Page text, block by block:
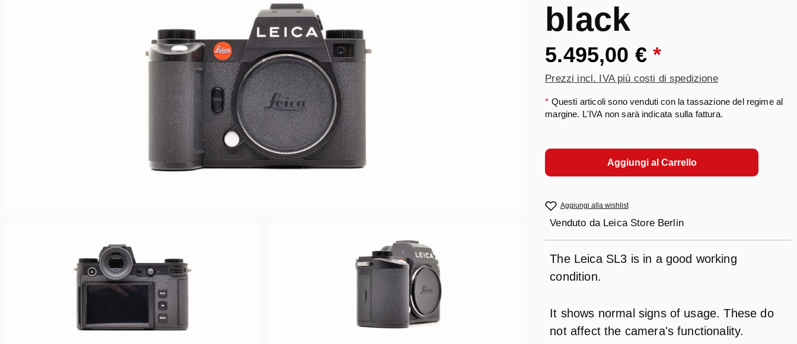
black
5.495,00 €*
Prezzi incl. IVA più costi di spedizione
* Questi articoli sono venduti con la tassazione del regime al
margine. L'IVA non sarà indicata sulla fattura.
Aggiungi al Carrello
Aggiungi alla wishlist
Venduto da Leica Store Berlin
The Leica SL3 is in a good working
condition.
It shows normal signs of usage. These do
not affect the camera's functionality.